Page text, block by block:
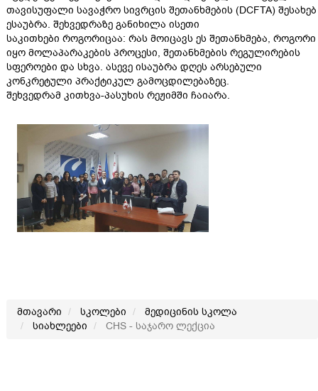
თავისუფალი სავაჭრო სივრცის შეთანხმების (DCFTA) შესახებ
ესაუბრა. შეხვედრაზე განიხილა ისეთი
საკითხები როგორიცაა: რას მოიცავს ეს შეთანხმება, როგორი
იყო მოლაპარაკების პროცესი, შეთანხმების რეგულირების
სფეროები და სხვა. ასევე ისაუბრა დღეს არსებული
კონკრეტული პრაქტიკულ გამოცდილებაზეც.
შეხვედრამ კითხვა-პასუხის რეჟიმში ჩაიარა.
მთავარი სკოლები
მედიცინის სკოლა
სიახლეები
CHS - საჯარო ლექცია